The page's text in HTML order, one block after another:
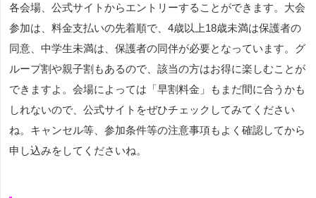
各会場、公式サイトからエントリーすることができます。大会
参加は、料金支払いの先着順で、4歳以上18歳未満は保護者の
同意、中学生未満は、保護者の同伴が必要となっています。グ
ループ割や親子割もあるので、該当の方はお得に楽しむことが
できますよ。会場によっては「早割料金」もまだ間に合うかも
しれないので、公式サイトをぜひチェックしてみてください
ね。キャンセル等、参加条件等の注意事項もよく確認してから
申し込みをしてくださいね。